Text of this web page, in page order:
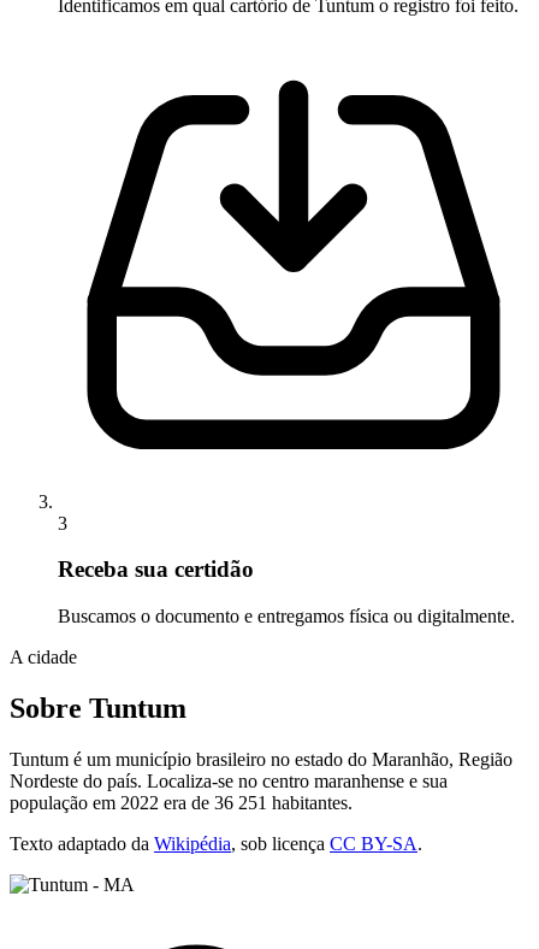
Identificamos em qual cartório de Tuntum o registro foi feito.
3
Receba sua certidão
Buscamos o documento e entregamos física ou digitalmente.
A cidade
Sobre Tuntum
Tuntum é um município brasileiro no estado do Maranhão, Região
Nordeste do país. Localiza-se no centro maranhense e sua
população em 2022 era de 36 251 habitantes.
Texto adaptado da Wikipédia, sob licença CC BY-SA.